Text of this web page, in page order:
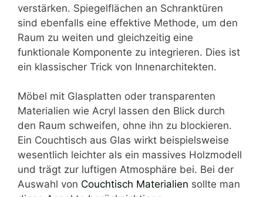
verstärken. Spiegelflächen an Schranktüren
sind ebenfalls eine effektive Methode, um den
Raum zu weiten und gleichzeitig eine
funktionale Komponente zu integrieren. Dies ist
ein klassischer Trick von Innenarchitekten.
Möbel mit Glasplatten oder transparenten
Materialien wie Acryl lassen den Blick durch
den Raum schweifen, ohne ihn zu blockieren.
Ein Couchtisch aus Glas wirkt beispielsweise
wesentlich leichter als ein massives Holzmodell
und trägt zur luftigen Atmosphäre bei. Bei der
Auswahl von Couchtisch Materialien sollte man